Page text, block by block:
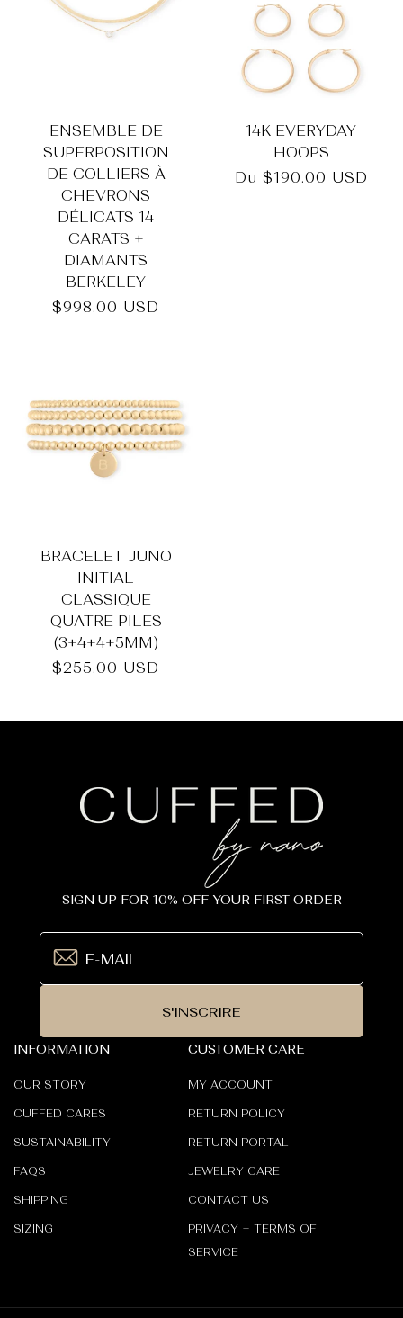
_
ENSEMBLE DE
SUPERPOSITION
DE COLLIERS À
CHEVRONS
DÉLICATS 14
CARATS +
DIAMANTS
BERKELEY
Prix
$998.00 USD
14K EVERYDAY
HOOPS
Prix
Du $190.00 USD
BRACELET JUNO
INITIAL
CLASSIQUE
QUATRE PILES
(3+4+4+5MM)
Prix
$255.00 USD
INFORMATION
OUR STORY
CUFFED CARES
SUSTAINABILITY
FAQS
SHIPPING
SIZING
CUSTOMER CARE
MY ACCOUNT
RETURN POLICY
RETURN PORTAL
JEWELRY CARE
CONTACT US
PRIVACY + TERMS OF
SERVICE
SIGN UP FOR 10% OFF YOUR FIRST ORDER
S'INSCRIRE